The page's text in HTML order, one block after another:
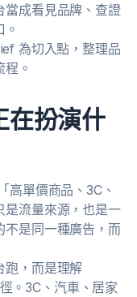
當成看見品牌、查證
為切入點，整理品
。
在扮演什
高單價商品、3C、
是流量來源，也是一
不是同一種廣告，而
跑，而是理解
。3C、汽車、居家